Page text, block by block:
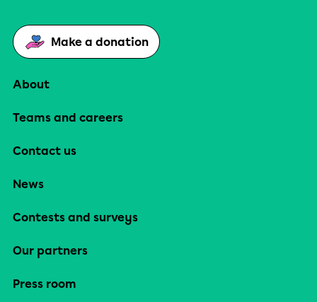
Make a donation
About
Teams and careers
Contact us
News
Contests and surveys
Our partners
Press room